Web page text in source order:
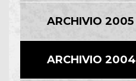
ARCHIVIO 2005
ARCHIVIO 2004